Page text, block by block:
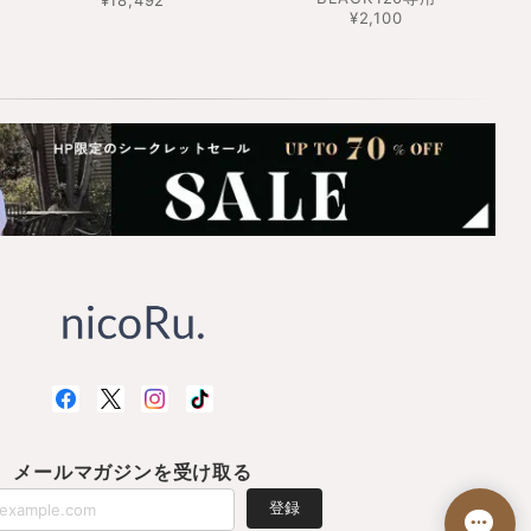
¥2,100
メールマガジンを受け取る
登録